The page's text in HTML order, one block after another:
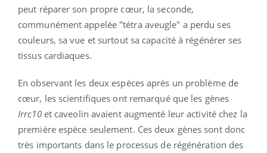
peut réparer son propre cœur, la seconde,
communément appelée "tétra aveugle" a perdu ses
couleurs, sa vue et surtout sa capacité à régénérer ses
tissus cardiaques.
En observant les deux espèces après un problème de
cœur, les scientifiques ont remarqué que les gènes
Irrc10et caveolin avaient augmenté leur activité chez la
première espèce seulement. Ces deux gènes sont donc
très importants dans le processus de régénération des